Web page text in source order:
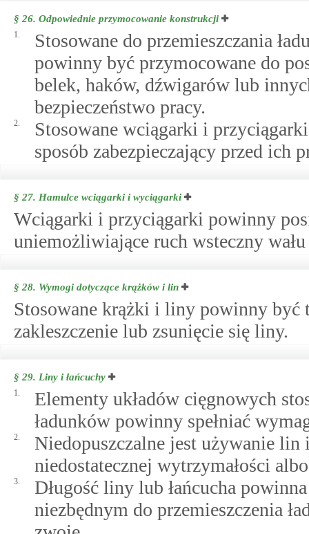
§ 26. Odpowiednie przymocowanie konstrukcji
1.
Stosowane do przemieszczania
powinny być przymocowane do
belek, haków, dźwigarów lub
bezpieczeństwo pracy.
2.
Stosowane wciągarki i
sposób zabezpieczający przed ich
§ 27. Hamulce wciągarki i wyciągarki
Wciągarki i przyciągarki powinny
uniemożliwiające ruch wsteczny
§ 28. Wymogi dotyczące krążków i lin
Stosowane krążki i liny powinny być
zakleszczenie lub zsunięcie się liny.
§ 29. Liny i łańcuchy
1.
Elementy układów cięgnowych
ładunków powinny spełniać
2.
Niedopuszczalne jest używanie lin
niedostatecznej wytrzymałości
3.
Długość liny lub łańcucha
niezbędnym do przemieszczenia